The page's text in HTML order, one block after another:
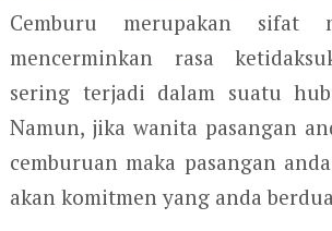
Cemburu merupakan sifat
mencerminkan rasa
sering terjadi dalam suatu
Namun, jika wanita pasangan
cemburuan maka pasangan
akan komitmen yang anda